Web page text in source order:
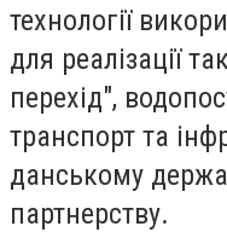
технології
для реалізації
перехід",
транспорт та
данському
партнерству.